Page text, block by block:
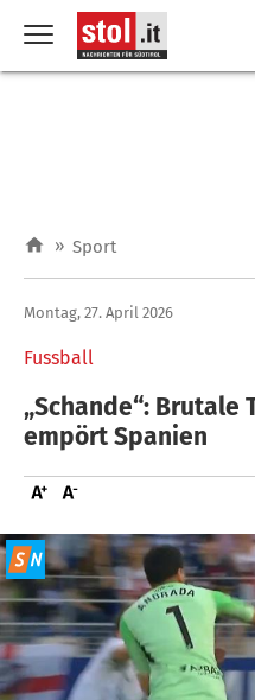
» Sport
Fussball
Montag, 27. April 2026
„Schande“: Brutale
empört Spanien